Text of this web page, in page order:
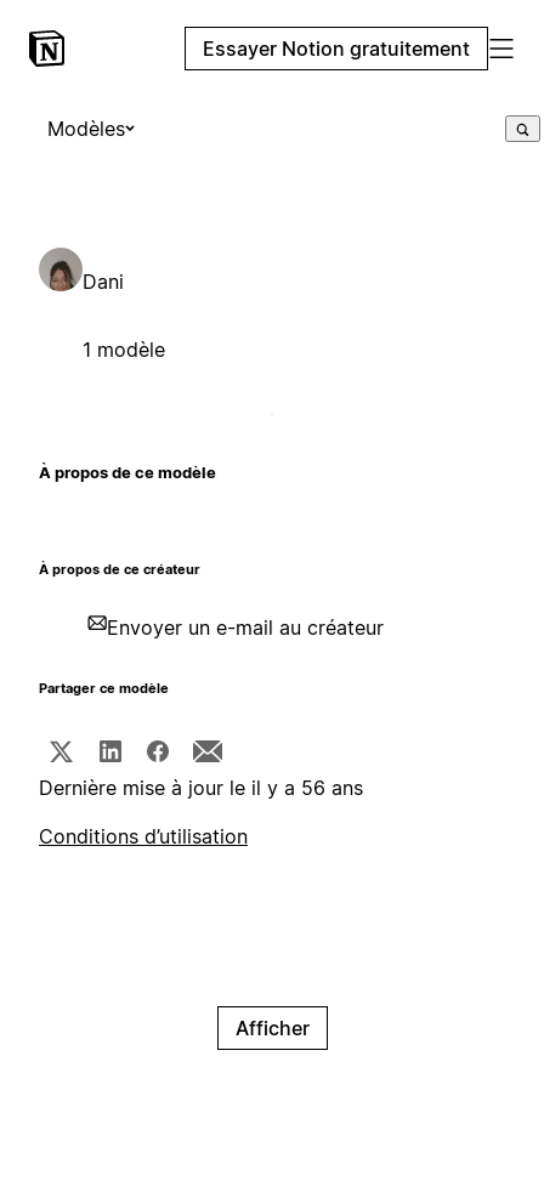
Essayer Notion gratuitement
Modèles
Dani
1 modèle
À propos de ce modèle
À propos de ce créateur
Envoyer un e-mail au créateur
Partager ce modèle
Dernière mise à jour le il y a 56 ans
Conditions d’utilisation
Afficher